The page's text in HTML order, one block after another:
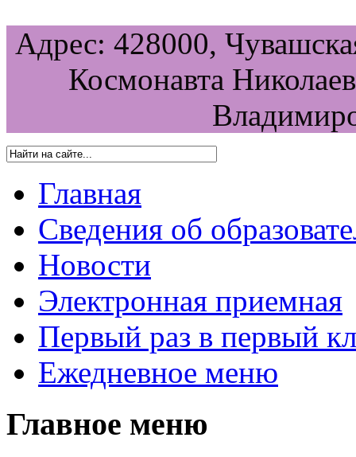
Адрес: 428000,
Космонавта
Главная
Сведения об
Новости
Электронная приемная
Первый раз в первый
Ежедневное меню
Главное меню